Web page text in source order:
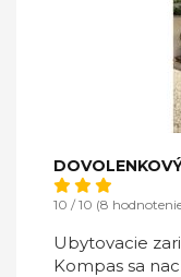
10 / 10 (8
Ubytovacie
Kompas sa